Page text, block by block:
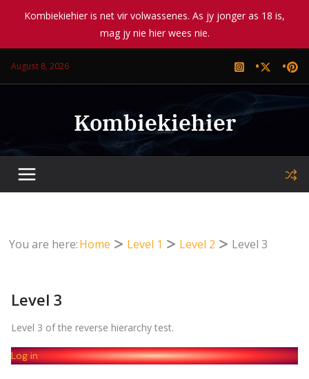
Kombiekiehier is net vir volwassenes. As jy jonger as 18 is,
mag jy nie hier wees nie.
August 8, 2026
Kombiekiehier
You are here:Home Level 1 Level 2 Level 3
Level 3
Level 3 of the reverse hierarchy test.
Log in